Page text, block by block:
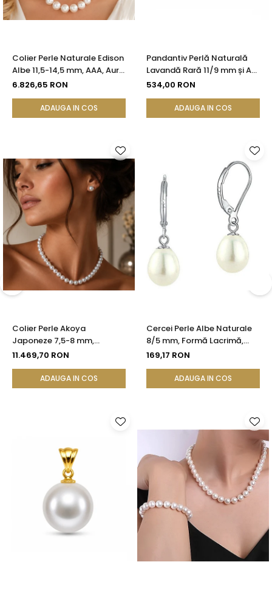
Colier Perle Naturale Edison
Albe 11,5-14,5 mm, AAA, Aur
Galben 14K | KASKADDA®
6.826,65 RON
ADAUGA IN COS
Pandantiv Perlă Naturală
Lavandă Rară 11/9 mm și Aur
Galben 14K (aur 585) |
534,00 RON
ADAUGA IN COS
Colier Perle Akoya
Japoneze 7,5-8 mm,
Calitate AAA, Închizătoare
11.469,70 RON
ADAUGA IN COS
Cercei Perle Albe Naturale
8/5 mm, Formă Lacrimă,
Tortiță Închisă, Argint 925 |
169,17 RON
ADAUGA IN COS